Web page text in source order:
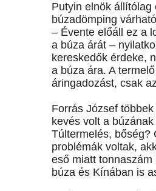
Putyin elnök állítólag
búzadömping
– Évente előáll ez a
a búza árát –
kereskedők érdeke,
a búza ára. A
áringadozást, csak
Forrás József
kevés volt a
Túltermelés, bőség?
problémák voltak,
eső miatt
búza és Kínában is